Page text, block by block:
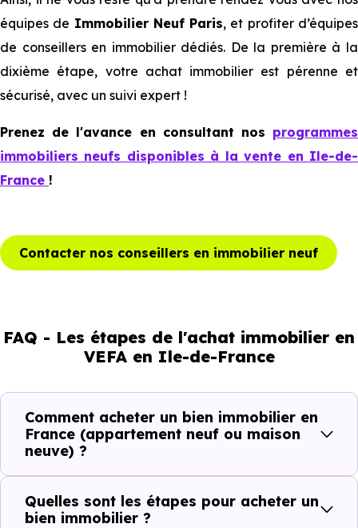
équipes de Immobilier Neuf Paris, et profiter d’équipes
de conseillers en immobilier dédiés. De la première à la
dixième étape, votre achat immobilier est pérenne et
sécurisé, avec un suivi expert !
Prenez de l'avance en consultant nos programmes
immobiliers neufs disponibles à la vente en Ile-de-
France !
Contacter nos conseillers en immobilier neuf
FAQ - Les étapes de l'achat immobilier en
VEFA en Ile-de-France
Comment acheter un bien immobilier en
France (appartement neuf ou maison
neuve) ?
Quelles sont les étapes pour acheter un
bien immobilier ?